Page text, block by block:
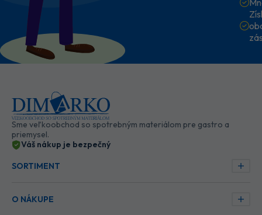
Sme veľkoobchod so spotrebným materiálom pre gastro a
priemysel.
Váš nákup je bezpečný
SORTIMENT
O NÁKUPE